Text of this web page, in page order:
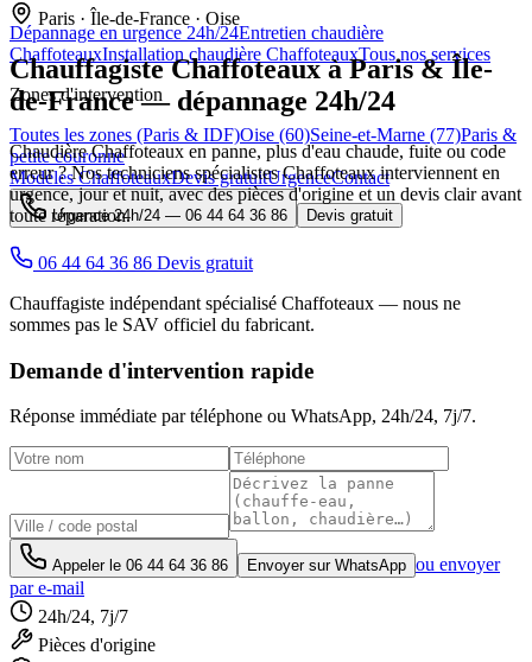
Dépannage en urgence 24h/24Entretien chaudière
ChaffoteauxInstallation chaudière ChaffoteauxTous nos services
Zones d'intervention
Toutes les zones (Paris & IDF)Oise (60)Seine-et-Marne (77)Paris &
petite couronne
Modèles ChaffoteauxDevis gratuitUrgenceContact
Urgence 24h/24 — 06 44 64 36 86 Devis gratuit
Paris · Île-de-France · Oise
ChauffagisteChaffoteauxà Paris & Île-
de-France — dépannage 24h/24
Chaudière Chaffoteaux en panne, plus d'eau chaude, fuite ou code
erreur ? Nos techniciens spécialistes Chaffoteaux interviennent en
urgence, jour et nuit, avec des pièces d'origine et un devis clair avant
toute réparation.
06 44 64 36 86 Devis gratuit
Chauffagiste indépendant spécialisé Chaffoteaux — nous ne
sommes pas le SAV officiel du fabricant.
Demande d'intervention rapide
Réponse immédiate par téléphone ou WhatsApp, 24h/24, 7j/7.
Appeler le 06 44 64 36 86 Envoyer sur WhatsApp ou envoyer
par e-mail
24h/24, 7j/7
Pièces d'origine